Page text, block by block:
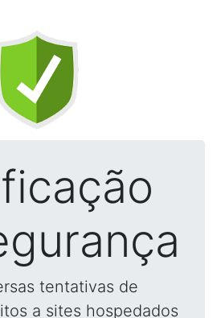
tentativas de
a sites hospedados